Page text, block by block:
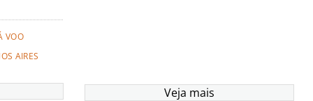
VOO
AIRES
Veja mais